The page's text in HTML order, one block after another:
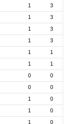
1
3
1
3
1
3
1
3
1
1
1
1
0
0
0
0
1
0
1
0
1 0